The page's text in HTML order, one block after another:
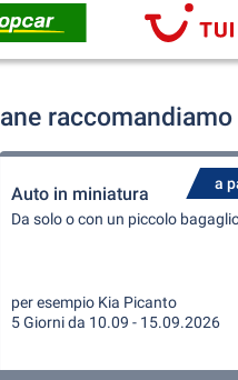
a
Auto in miniatura
Da solo o con un piccolo
per esempio Kia Picanto
5 Giorni da 10.09 - 15.09.2026